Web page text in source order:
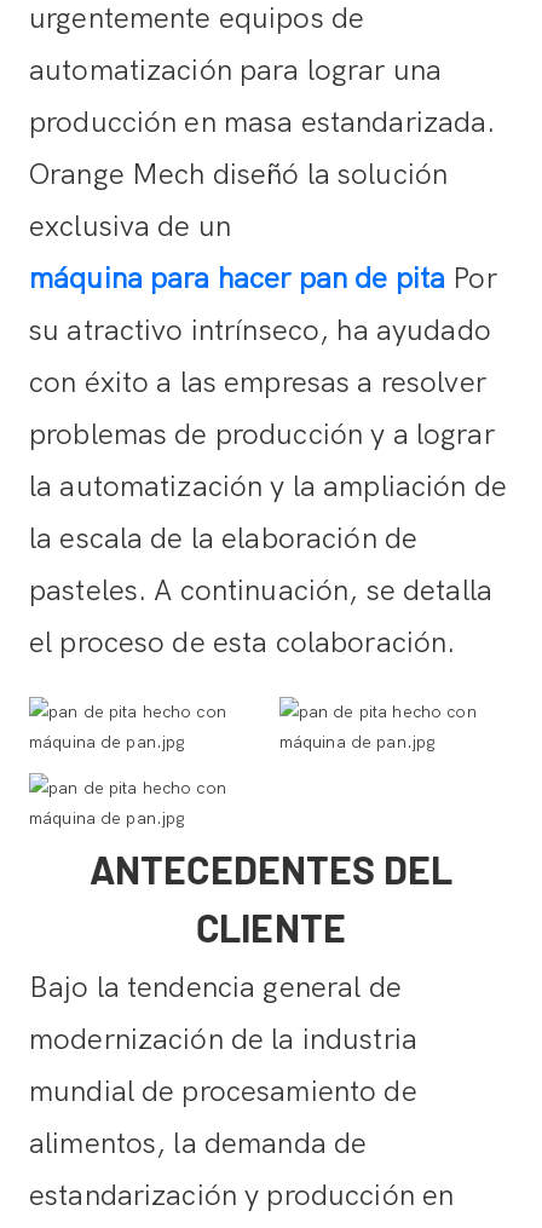
urgentemente equipos de
automatización para lograr una
producción en masa estandarizada.
Orange Mech diseñó la solución
exclusiva de un
máquina para hacer pan de pita Por
su atractivo intrínseco, ha ayudado
con éxito a las empresas a resolver
problemas de producción y a lograr
la automatización y la ampliación de
la escala de la elaboración de
pasteles. A continuación, se detalla
el proceso de esta colaboración.
ANTECEDENTES DEL
CLIENTE
Bajo la tendencia general de
modernización de la industria
mundial de procesamiento de
alimentos, la demanda de
estandarización y producción en